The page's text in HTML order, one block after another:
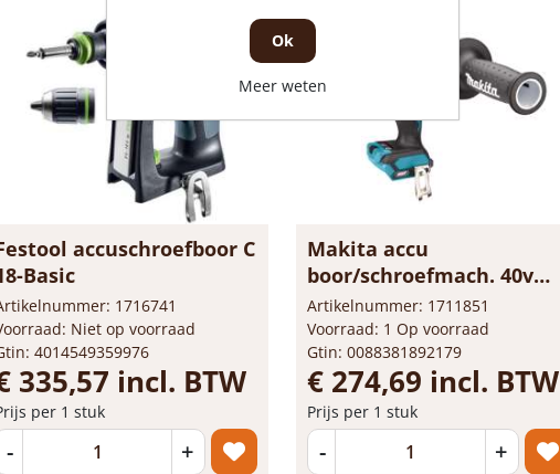
accuschroefboor C
Basic
1716741
Niet op voorraad
4014549359976
335,57 incl. BTW
per 1 stuk
- +
Makita accu
boor/schroefmach. 40v
DF001G...
Artikelnummer: 1711851
Voorraad: 1 Op voorraad
Gtin: 0088381892179
€ 274,69 incl. BTW
Prijs per 1 stuk
- +
Ok
Meer weten